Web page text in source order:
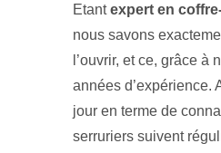
Etantexpert en
nous savons
l’ouvrir, et ce, grâce à
années d’expérience.
jour en terme de
serruriers suivent